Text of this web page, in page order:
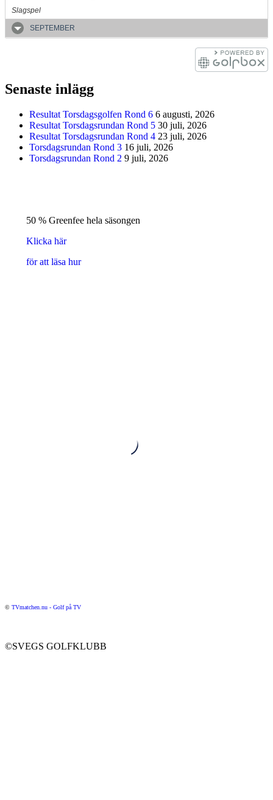
Slagspel
SEPTEMBER
Senaste inlägg
Resultat Torsdagsgolfen Rond 6 6 augusti, 2026
Resultat Torsdagsrundan Rond 5 30 juli, 2026
Resultat Torsdagsrundan Rond 4 23 juli, 2026
Torsdagsrundan Rond 3 16 juli, 2026
Torsdagsrundan Rond 2 9 juli, 2026
50 % Greenfee hela säsongen
Klicka här
för att läsa hur
© TVmatchen.nu - Golf på TV
©SVEGS GOLFKLUBB